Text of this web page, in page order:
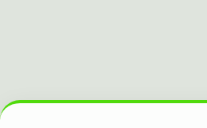
bahis sitesi